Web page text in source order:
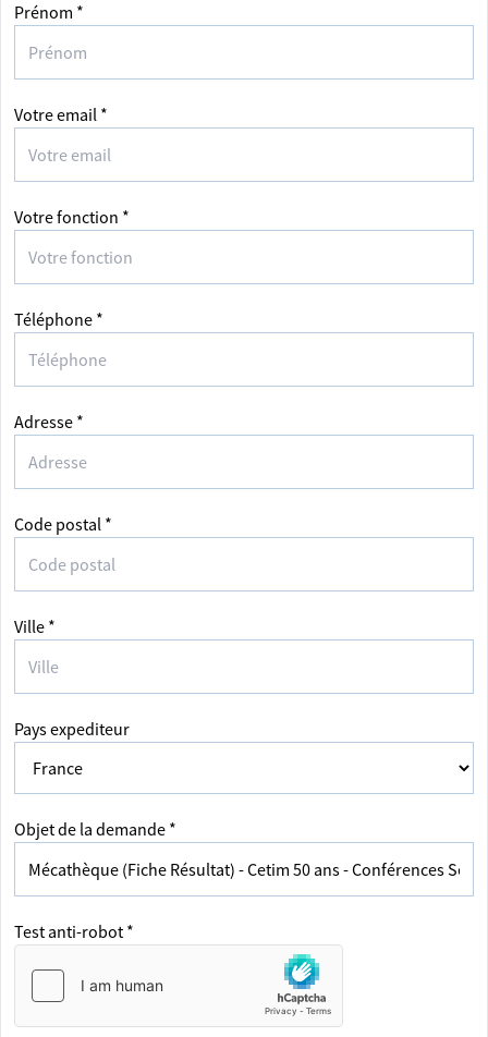
Prénom *
Votre email *
Votre fonction *
Téléphone *
Adresse *
Code postal *
Ville *
Pays expediteur
Objet de la demande *
Test anti-robot *